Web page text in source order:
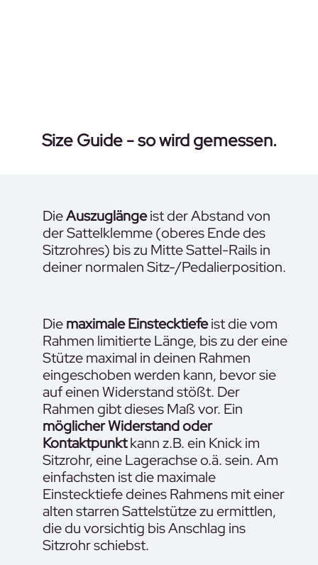
Size Guide - so wird gemessen.
DieAuszuglängeist der Abstand von
der Sattelklemme (oberes Ende des
Sitzrohres) bis zu Mitte Sattel-Rails in
deiner normalen Sitz-/Pedalierposition.
Diemaximale Einstecktiefeist die vom
Rahmen limitierte Länge, bis zu der eine
Stütze maximal in deinen Rahmen
eingeschoben werden kann, bevor sie
auf einen Widerstand stößt. Der
Rahmen gibt dieses Maß vor. Ein
möglicher Widerstand oder
Kontaktpunktkann z.B. ein Knick im
Sitzrohr, eine Lagerachse o.ä. sein. Am
einfachsten ist die maximale
Einstecktiefe deines Rahmens mit einer
alten starren Sattelstütze zu ermittlen,
die du vorsichtig bis Anschlag ins
Sitzrohr schiebst.